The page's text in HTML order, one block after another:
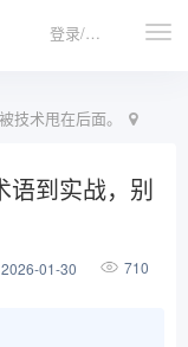
登录/注册
技术甩在后面。
语到实战，别
01-30 710